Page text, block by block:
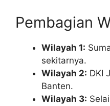
Pembagian
Wilayah 1:
sekitarnya.
Wilayah 2: DKI
Banten.
Wilayah 3: